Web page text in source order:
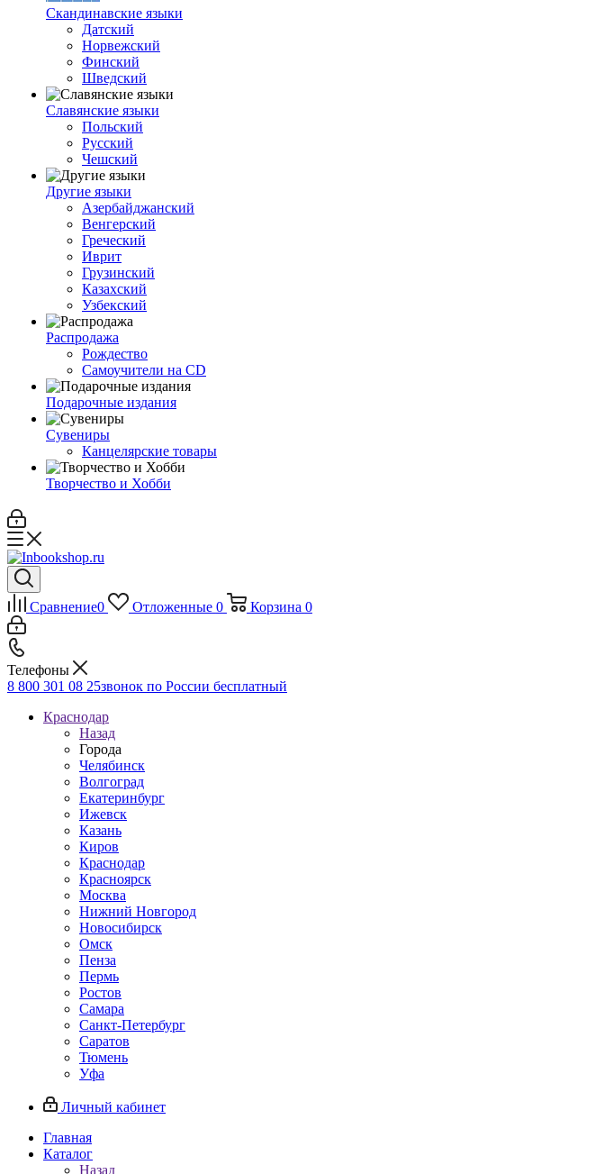
Скандинавские языки
Датский
Норвежский
Финский
Шведский
Славянские языки
Польский
Русский
Чешский
Другие языки
Азербайджанский
Венгерский
Греческий
Иврит
Грузинский
Казахский
Узбекский
Распродажа
Рождество
Самоучители на CD
Подарочные издания
Сувениры
Канцелярские товары
Творчество и Хобби
Сравнение0 Отложенные 0 Корзина 0
Телефоны
8 800 301 08 25звонок по России бесплатный
Краснодар
Назад
Города
Челябинск
Волгоград
Екатеринбург
Ижевск
Казань
Киров
Краснодар
Красноярск
Москва
Нижний Новгород
Новосибирск
Омск
Пенза
Пермь
Ростов
Самара
Санкт-Петербург
Саратов
Тюмень
Уфа
Личный кабинет
Главная
Каталог
Назад